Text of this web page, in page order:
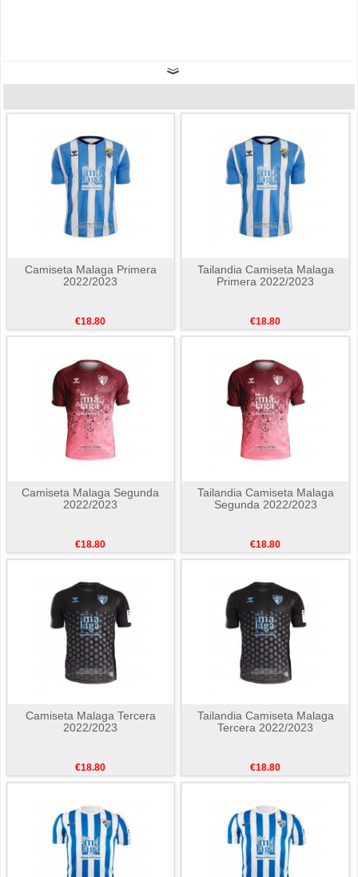
Camiseta Malaga Primera
2022/2023
€18.80
Tailandia Camiseta Malaga
Primera 2022/2023
€18.80
Camiseta Malaga Segunda
2022/2023
€18.80
Tailandia Camiseta Malaga
Segunda 2022/2023
€18.80
Camiseta Malaga Tercera
2022/2023
€18.80
Tailandia Camiseta Malaga
Tercera 2022/2023
€18.80